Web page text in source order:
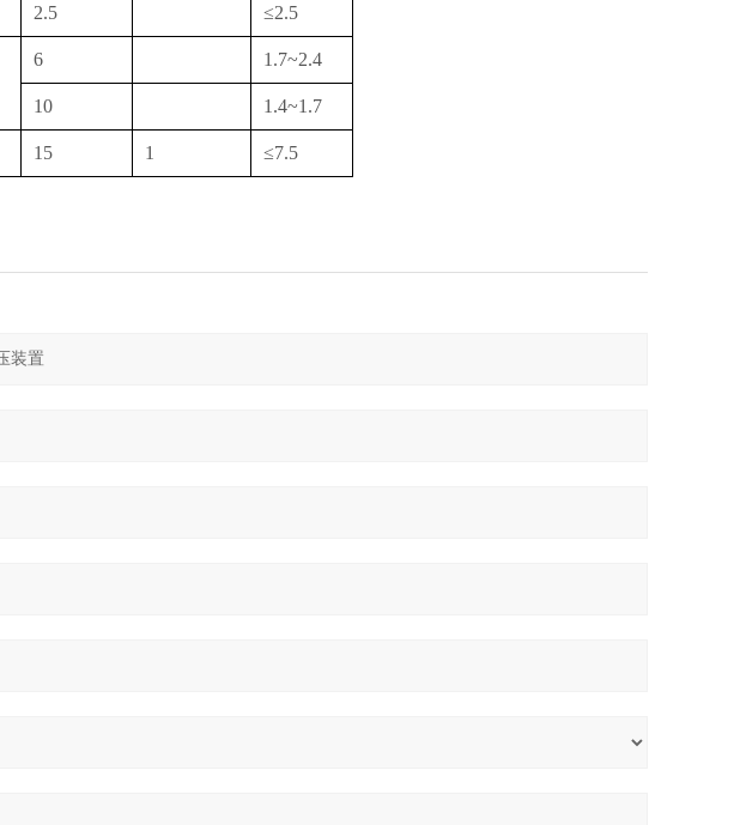
2.5 ≤2.5
6 1.7~2.4
10 1.4~1.7
15 1 ≤7.5